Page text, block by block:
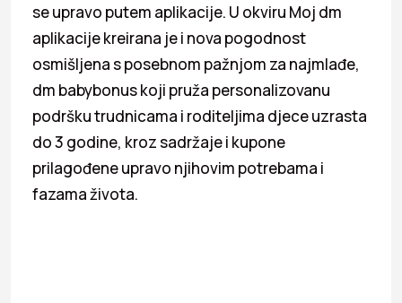
se upravo putem aplikacije. U okviru Moj dm
aplikacije kreirana je i nova pogodnost
osmišljena s posebnom pažnjom za najmlađe,
dm babybonus koji pruža personalizovanu
podršku trudnicama i roditeljima djece uzrasta
do 3 godine, kroz sadržaje i kupone
prilagođene upravo njihovim potrebama i
fazama života.